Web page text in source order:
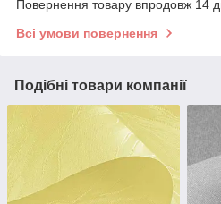
Повернення товару впродовж 14
Всі умови повернення
Подібні товари компанії